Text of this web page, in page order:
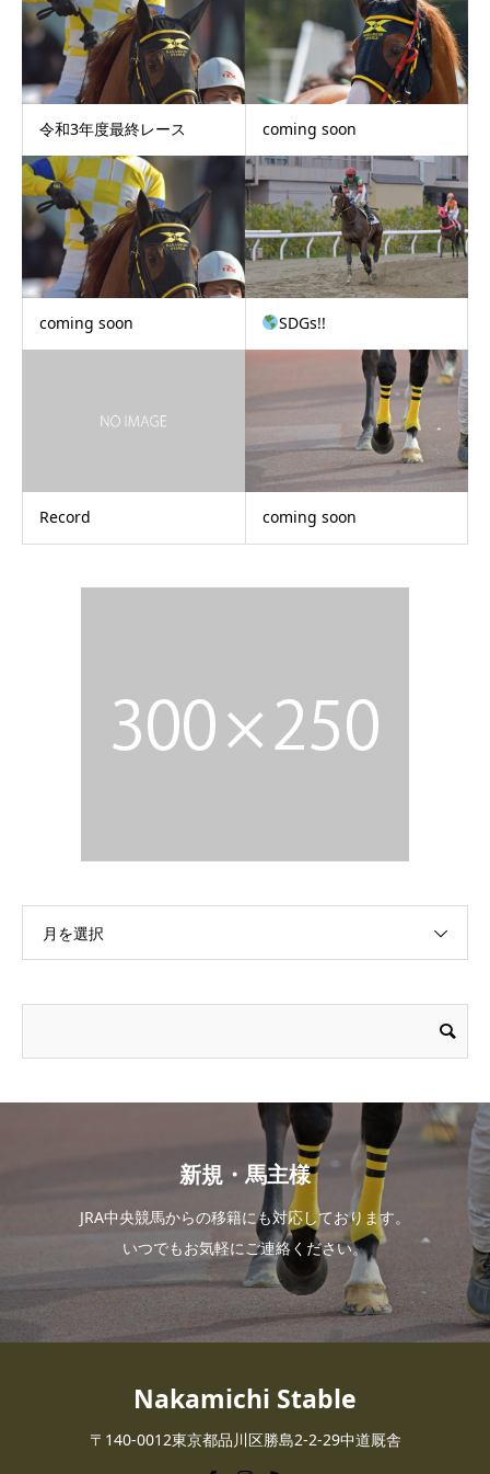
令和3年度最終レース coming soon
coming soon SDGs!!
Record coming soon
月を選択
新規・馬主様
JRA中央競馬からの移籍にも対応しております。
いつでもお気軽にご連絡ください。
Nakamichi Stable
〒140-0012東京都品川区勝島2-2-29中道厩舎